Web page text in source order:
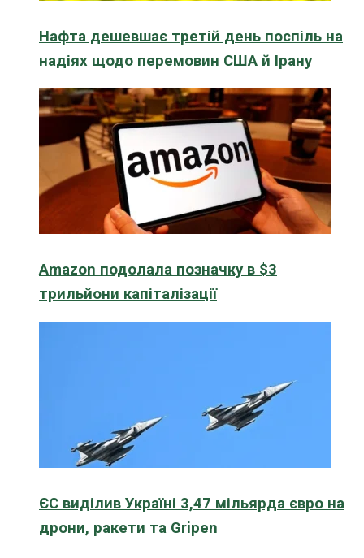
Нафта дешевшає третій день поспіль на
надіях щодо перемовин США й Ірану
Amazon подолала позначку в $3
трильйони капіталізації
ЄС виділив Україні 3,47 мільярда євро на
дрони, ракети та Gripen